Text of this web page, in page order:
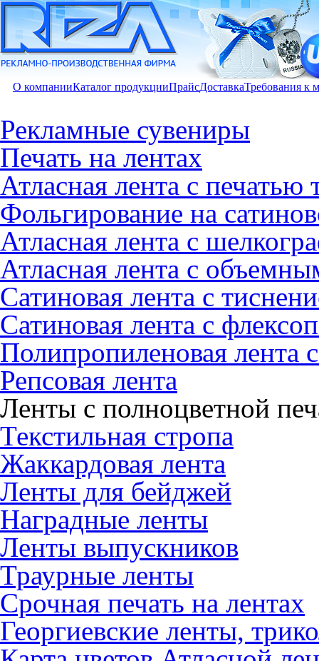
О компанииКаталог продукцииПрайсДоставкаТребования к
Рекламные сувениры
Печать на лентах
Атласная лента с печатью
Фольгирование на
Атласная лента с
Атласная лента с
Сатиновая лента с
Сатиновая лента с
Полипропиленовая лента
Репсовая лента
Ленты с полноцветной
Текстильная стропа
Жаккардовая лента
Ленты для бейджей
Наградные ленты
Ленты выпускников
Траурные ленты
Срочная печать на лентах
Георгиевские ленты,